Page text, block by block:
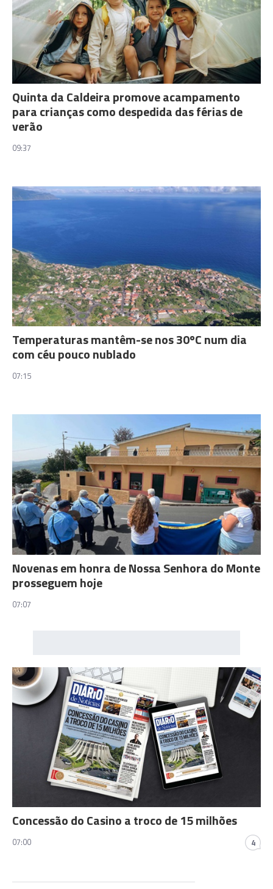
Quinta da Caldeira promove acampamento
para crianças como despedida das férias de
verão
09:37
Temperaturas mantêm-se nos 30ºC num dia
com céu pouco nublado
07:15
Novenas em honra de Nossa Senhora do Monte
prosseguem hoje
07:07
Concessão do Casino a troco de 15 milhões
07:00 4